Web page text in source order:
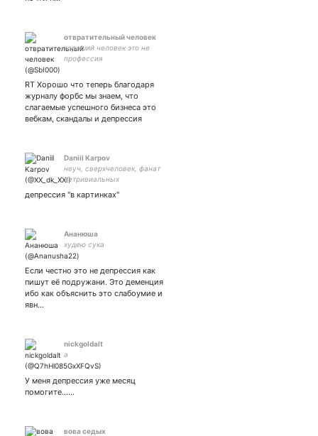
отвратительный человек
хороший человек это не
профессия
RT Хорошо что теперь благодаря
журналу форбс мы знаем, что
слагаемые успешного бизнеса это
вебкам, скандалы и депрессия
Daniil Karpov
неуч, сверхчеловек, фанат
нетривиальных
продуктов массового
депрессия "в картинках"
Ананюша
худею сука
Если честно это не депрессия как
пишут её подружани. Это деменция
ибо как объяснить это слабоумие и
явн…
nickgoldalt
а
У меня депрессия уже месяц
помогите......
вова седых